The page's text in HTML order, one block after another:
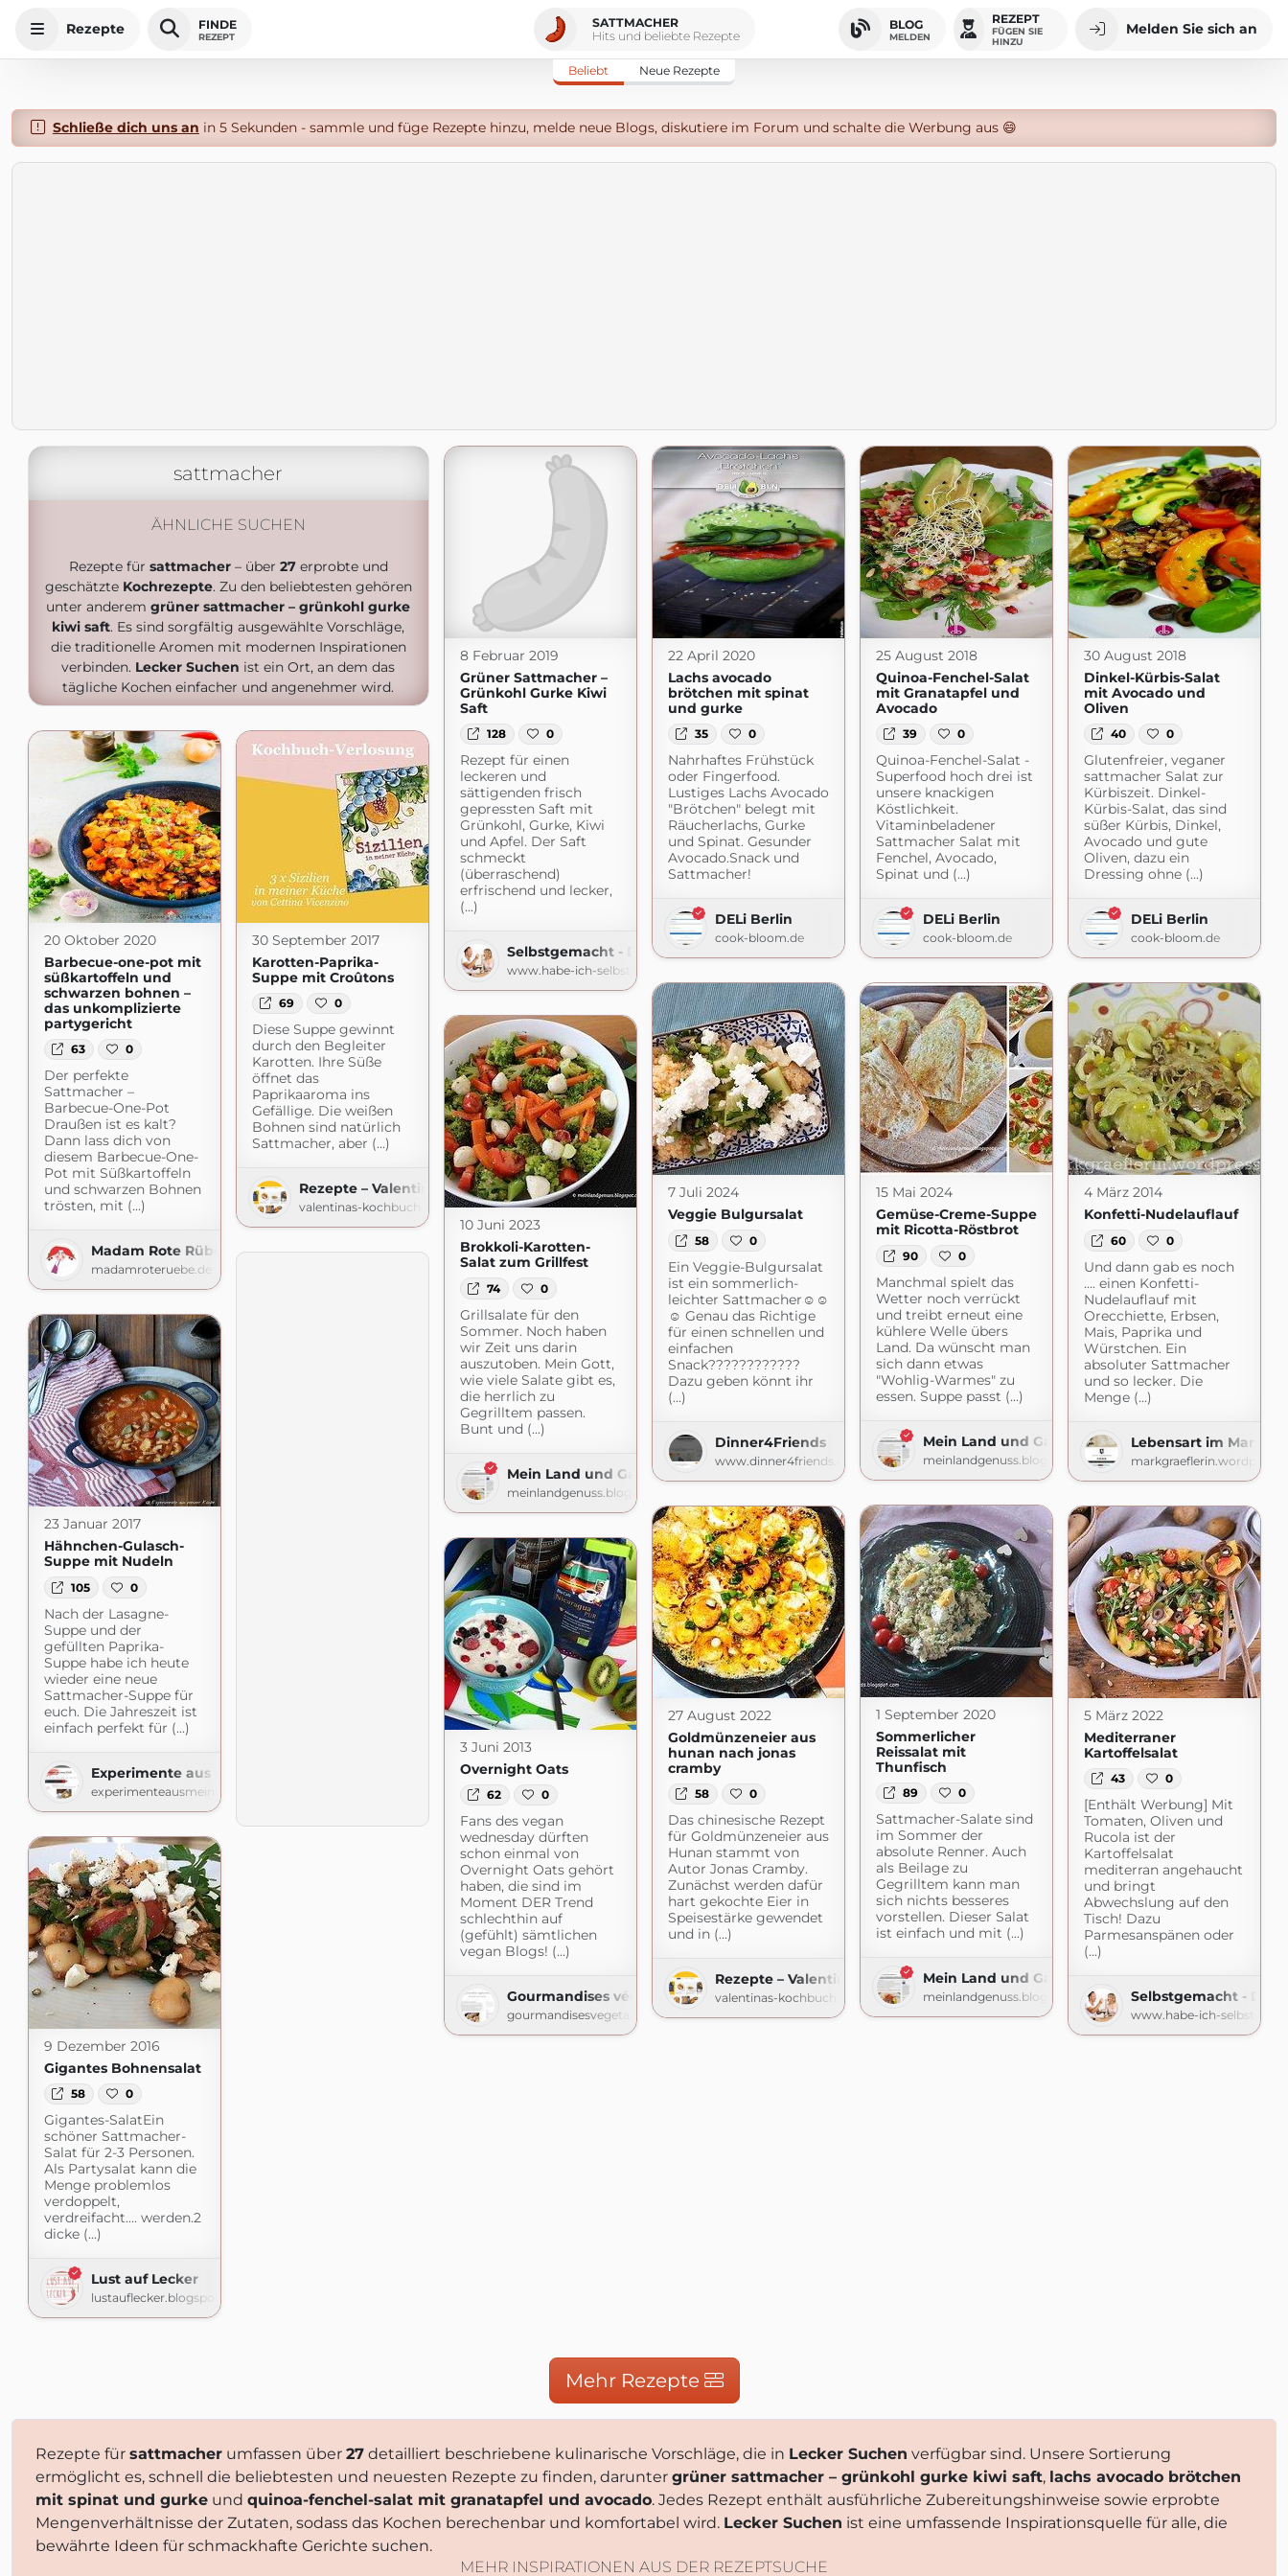
Rezepte FINDE
REZEPT
SATTMACHER
Hits und beliebte Rezepte
BLOG
MELDEN
REZEPT
FÜGEN SIE
HINZU
Melden Sie sich an
Beliebt Neue Rezepte
Schließe dich uns an in 5 Sekunden - sammle und füge Rezepte hinzu, melde neue Blogs, diskutiere im Forum und schalte die Werbung aus 😄
sattmacher
ÄHNLICHE SUCHEN
Rezepte für sattmacher– über 27erprobte und
geschätzte Kochrezepte. Zu den beliebtesten gehören
unter anderem grüner sattmacher – grünkohl gurke
kiwi saft. Es sind sorgfältig ausgewählte Vorschläge,
die traditionelle Aromen mit modernen Inspirationen
verbinden. Lecker Suchen ist ein Ort, an dem das
tägliche Kochen einfacher und angenehmer wird.
8 Februar 2019
Grüner Sattmacher –
Grünkohl Gurke Kiwi
Saft
128 0
Rezept für einen
leckeren und
sättigenden frisch
gepressten Saft mit
Grünkohl, Gurke, Kiwi
und Apfel. Der Saft
schmeckt
(überraschend)
erfrischend und lecker,
(...)
Selbstgemacht - Der Foodblog
www.habe-ich-selbstgemacht.de
22 April 2020
Lachs avocado
brötchen mit spinat
und gurke
35 0
Nahrhaftes Frühstück
oder Fingerfood.
Lustiges Lachs Avocado
"Brötchen" belegt mit
Räucherlachs, Gurke
und Spinat. Gesunder
Avocado.Snack und
Sattmacher!
DELi Berlin
cook-bloom.de
25 August 2018
Quinoa-Fenchel-Salat
mit Granatapfel und
Avocado
39 0
Quinoa-Fenchel-Salat -
Superfood hoch drei ist
unsere knackigen
Köstlichkeit.
Vitaminbeladener
Sattmacher Salat mit
Fenchel, Avocado,
Spinat und (...)
DELi Berlin
cook-bloom.de
30 August 2018
Dinkel-Kürbis-Salat
mit Avocado und
Oliven
40 0
Glutenfreier, veganer
sattmacher Salat zur
Kürbiszeit. Dinkel-
Kürbis-Salat, das sind
süßer Kürbis, Dinkel,
Avocado und gute
Oliven, dazu ein
Dressing ohne (...)
DELi Berlin
cook-bloom.de
20 Oktober 2020
Barbecue-one-pot mit
süßkartoffeln und
schwarzen bohnen –
das unkomplizierte
partygericht
63 0
Der perfekte
Sattmacher –
Barbecue-One-Pot
Draußen ist es kalt?
Dann lass dich von
diesem Barbecue-One-
Pot mit Süßkartoffeln
und schwarzen Bohnen
trösten, mit (...)
Madam Rote Rübe
madamroteruebe.de
30 September 2017
Karotten-Paprika-
Suppe mit Croûtons
69 0
Diese Suppe gewinnt
durch den Begleiter
Karotten. Ihre Süße
öffnet das
Paprikaaroma ins
Gefällige. Die weißen
Bohnen sind natürlich
Sattmacher, aber (...)
Rezepte – Valentinas-Kochbuch.de
valentinas-kochbuch.de
7 Juli 2024
Veggie Bulgursalat
58 0
Ein Veggie-Bulgursalat
ist ein sommerlich-
leichter Sattmacher☺️☺️
☺️ Genau das Richtige
für einen schnellen und
einfachen
Snack????????????
Dazu geben könnt ihr
(...)
Dinner4Friends
www.dinner4friends.de
15 Mai 2024
Gemüse-Creme-Suppe
mit Ricotta-Röstbrot
90 0
Manchmal spielt das
Wetter noch verrückt
und treibt erneut eine
kühlere Welle übers
Land. Da wünscht man
sich dann etwas
"Wohlig-Warmes" zu
essen. Suppe passt (...)
Mein Land und Gartengenuss
meinlandgenuss.blogspot.com
4 März 2014
Konfetti-Nudelauflauf
60 0
Und dann gab es noch
…. einen Konfetti-
Nudelauflauf mit
Orecchiette, Erbsen,
Mais, Paprika und
Würstchen. Ein
absoluter Sattmacher
und so lecker. Die
Menge (...)
Lebensart im
10 Juni 2023
Brokkoli-Karotten-
Salat zum Grillfest
74 0
Grillsalate für den
Sommer. Noch haben
wir Zeit uns darin
auszutoben. Mein Gott,
wie viele Salate gibt es,
die herrlich zu
Gegrilltem passen.
Bunt und (...)
Mein Land und Gartengenuss
meinlandgenuss.blogspot.com
23 Januar 2017
Hähnchen-Gulasch-
Suppe mit Nudeln
105 0
Nach der Lasagne-
Suppe und der
gefüllten Paprika-
Suppe habe ich heute
wieder eine neue
Sattmacher-Suppe für
euch. Die Jahreszeit ist
einfach perfekt für (...)
Experimente aus meiner Küche
experimenteausmeinerkueche.blogspot.com
1 September 2020
Sommerlicher
Reissalat mit
Thunfisch
89 0
Sattmacher-Salate sind
im Sommer der
absolute Renner. Auch
als Beilage zu
Gegrilltem kann man
sich nichts besseres
vorstellen. Dieser Salat
ist einfach und mit (...)
Mein Land und Gartengenuss
meinlandgenuss.blogspot.com
27 August 2022
Goldmünzeneier aus
hunan nach jonas
cramby
58 0
Das chinesische Rezept
für Goldmünzeneier aus
Hunan stammt von
Autor Jonas Cramby.
Zunächst werden dafür
hart gekochte Eier in
Speisestärke gewendet
und in (...)
Rezepte – Valentinas-Kochbuch.de
valentinas-kochbuch.de
5 März 2022
Mediterraner
Kartoffelsalat
43 0
[Enthält Werbung] Mit
Tomaten, Oliven und
Rucola ist der
Kartoffelsalat
mediterran angehaucht
und bringt
Abwechslung auf den
Tisch! Dazu
Parmesanspänen oder
(...)
Selbstgemacht - Der
www.habe-ich-
3 Juni 2013
Overnight Oats
62 0
Fans des vegan
wednesday dürften
schon einmal von
Overnight Oats gehört
haben, die sind im
Moment DER Trend
schlechthin auf
(gefühlt) sämtlichen
vegan Blogs! (...)
Gourmandises végétariennes
gourmandisesvegetariennes.blogspot.com
9 Dezember 2016
Gigantes Bohnensalat
58 0
Gigantes-SalatEin
schöner Sattmacher-
Salat für 2-3 Personen.
Als Partysalat kann die
Menge problemlos
verdoppelt,
verdreifacht.... werden.2
dicke (...)
Lust auf Lecker
lustauflecker.blogspot.com
Mehr Rezepte
Rezepte für sattmacher umfassen über 27 detailliert beschriebene kulinarische Vorschläge, die in Lecker Suchen verfügbar sind. Unsere Sortierung
ermöglicht es, schnell die beliebtesten und neuesten Rezepte zu finden, darunter grüner sattmacher – grünkohl gurke kiwi saft, lachs avocado brötchen
mit spinat und gurke und quinoa-fenchel-salat mit granatapfel und avocado. Jedes Rezept enthält ausführliche Zubereitungshinweise sowie erprobte
Mengenverhältnisse der Zutaten, sodass das Kochen berechenbar und komfortabel wird. Lecker Suchen ist eine umfassende Inspirationsquelle für alle, die
bewährte Ideen für schmackhafte Gerichte suchen.
MEHR INSPIRATIONEN AUS DER REZEPTSUCHE